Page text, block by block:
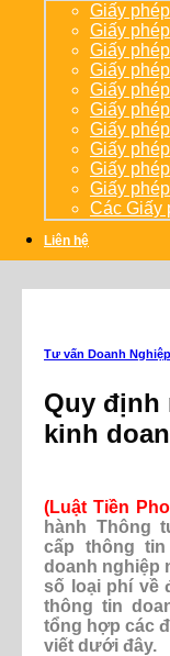
Giấy
Giấy
Giấy
Giấy
Giấy
Giấy
Giấy
Giấy
Giấy
Giấy
Các Giấy
Liên hệ
Tư vấn Doanh Nghiệp
Quy định
kinh
(Luật Tiền
hành Thông
cấp thông
doanh nghiệp
số loại phí về
thông tin
tổng hợp các
viết dưới đây.